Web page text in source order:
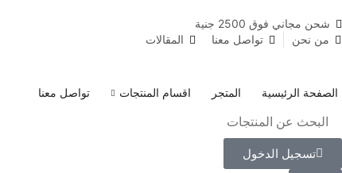
شحن مجاني فوق 2500 جنية
من نحن
تواصل معنا المقالات
الصفحة الرئيسية المتجر اقسام المنتجات تواصل معنا
تسجيل الدخول